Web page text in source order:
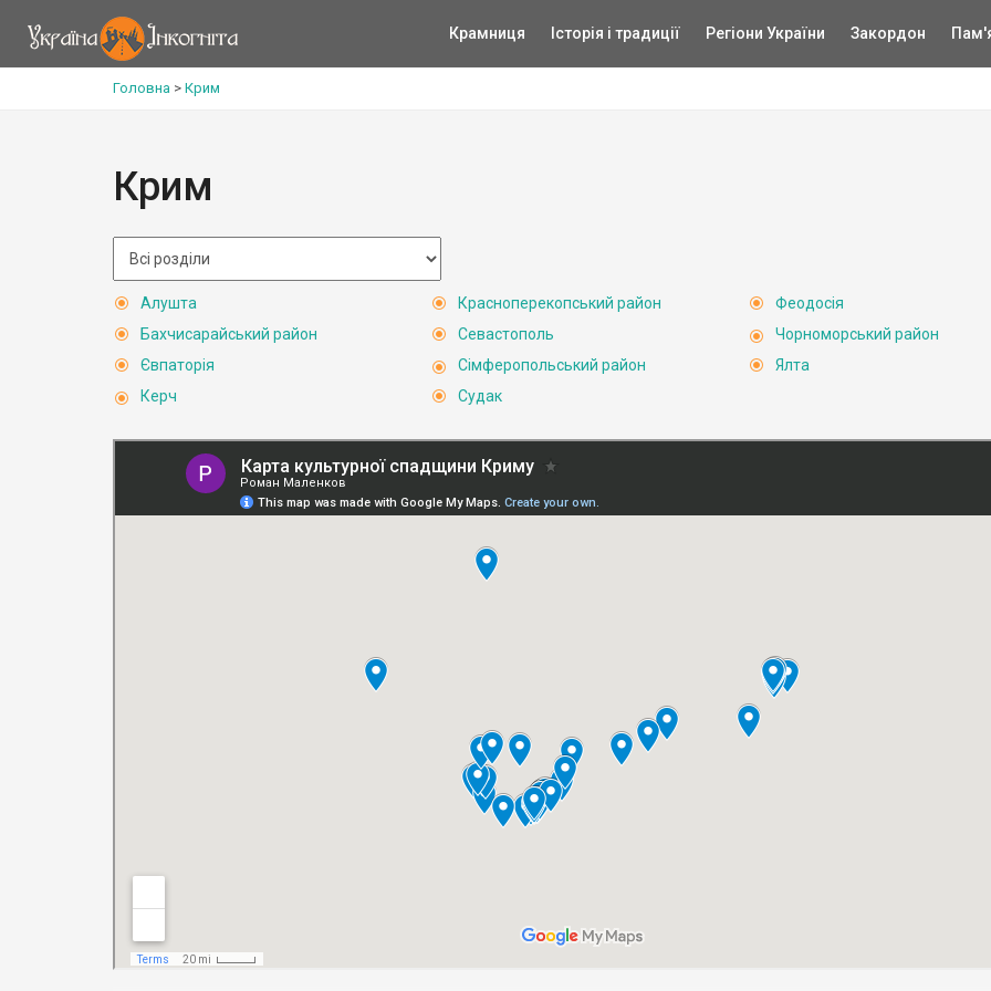
Крамниця Історія і традиції Регіони України Закордон
Головна > Крим
Крим
Алушта
Бахчисарайський район
Євпаторія
Керч
Красноперекопський район
Севастополь
Сімферопольський район
Судак
Феодосія
Чорноморський район
Ялта